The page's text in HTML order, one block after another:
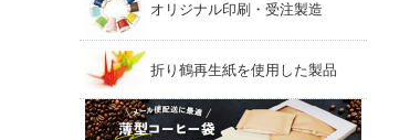
オリジナル印刷・受注製造
折り鶴再生紙を使用した製品